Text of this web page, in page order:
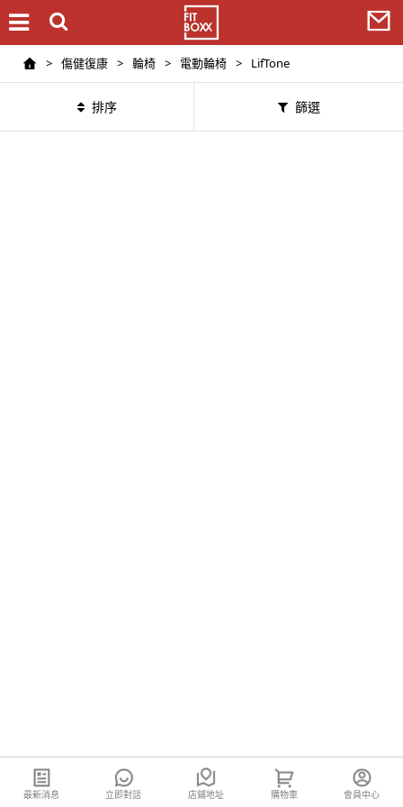
> 傷健復康 > 輪椅 > 電動輪椅 > LifTone
排序 篩選
最新消息 立即對話 店鋪地址 購物車 會員中心